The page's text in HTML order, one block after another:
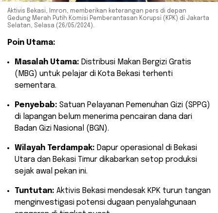
Aktivis Bekasi, Imron, memberikan keterangan pers di depan
Gedung Merah Putih Komisi Pemberantasan Korupsi (KPK) di Jakarta
Selatan, Selasa (26/05/2024).
Poin Utama:
Masalah Utama: Distribusi Makan Bergizi Gratis
(MBG) untuk pelajar di Kota Bekasi terhenti
sementara.
Penyebab: Satuan Pelayanan Pemenuhan Gizi (SPPG)
di lapangan belum menerima pencairan dana dari
Badan Gizi Nasional (BGN).
Wilayah Terdampak: Dapur operasional di Bekasi
Utara dan Bekasi Timur dikabarkan setop produksi
sejak awal pekan ini.
Tuntutan: Aktivis Bekasi mendesak KPK turun tangan
menginvestigasi potensi dugaan penyalahgunaan